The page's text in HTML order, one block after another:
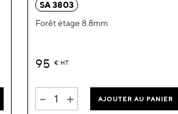
SA 3803
Forêt étage 8.8mm
95 € HT
- + AJOUTER AU PANIER